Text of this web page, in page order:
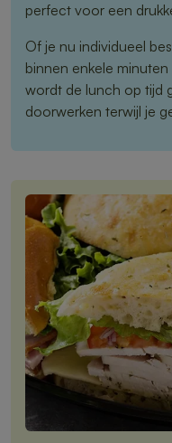
perfect voor een
Of je nu individueel
binnen enkele
wordt de lunch op tijd
doorwerken terwijl je